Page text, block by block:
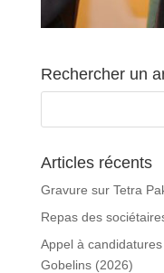
Rechercher un
Articles récents
Gravure sur Tetra
Repas des
Appel à
Gobelins (2026)